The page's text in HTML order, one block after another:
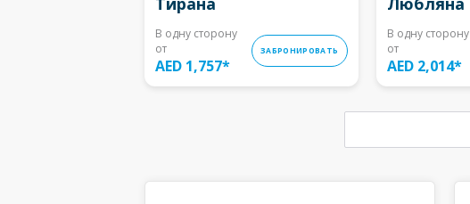
В одну сторону
от
AED 1,757*
ЗАБРОНИРОВАТЬ
В одну сторону
от
AED 2,014*